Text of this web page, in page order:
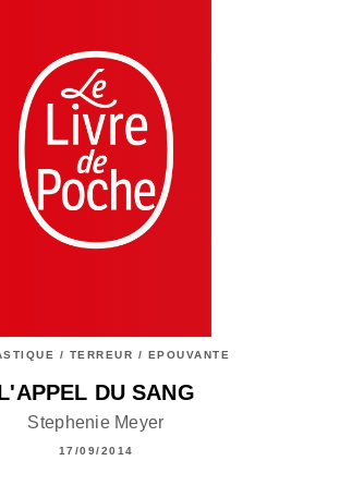
/ TERREUR / EPOUVANTE
DU SANG
Stephenie Meyer
17/09/2014